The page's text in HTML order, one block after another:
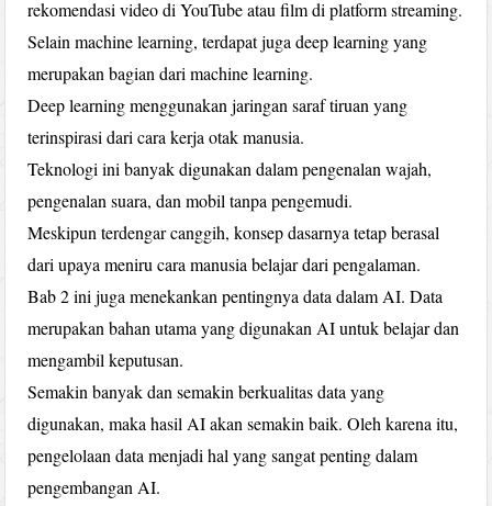
rekomendasi video di YouTube atau film di platform streaming.
Selain machine learning, terdapat juga deep learning yang
merupakan bagian dari machine learning.
Deep learning menggunakan jaringan saraf tiruan yang
terinspirasi dari cara kerja otak manusia.
Teknologi ini banyak digunakan dalam pengenalan wajah,
pengenalan suara, dan mobil tanpa pengemudi.
Meskipun terdengar canggih, konsep dasarnya tetap berasal
dari upaya meniru cara manusia belajar dari pengalaman.
Bab 2 ini juga menekankan pentingnya data dalam AI. Data
merupakan bahan utama yang digunakan AI untuk belajar dan
mengambil keputusan.
Semakin banyak dan semakin berkualitas data yang
digunakan, maka hasil AI akan semakin baik. Oleh karena itu,
pengelolaan data menjadi hal yang sangat penting dalam
pengembangan AI.